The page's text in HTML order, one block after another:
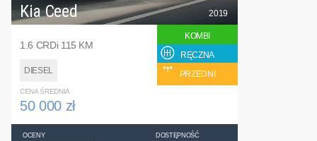
Kia Ceed
1.6 CRDi 115 KM
DIESEL
2019
KOMBI
RĘCZNA
PRZEDNI
CENA ŚREDNIA
50 000 zł
OCENY DOSTĘPNOŚĆ